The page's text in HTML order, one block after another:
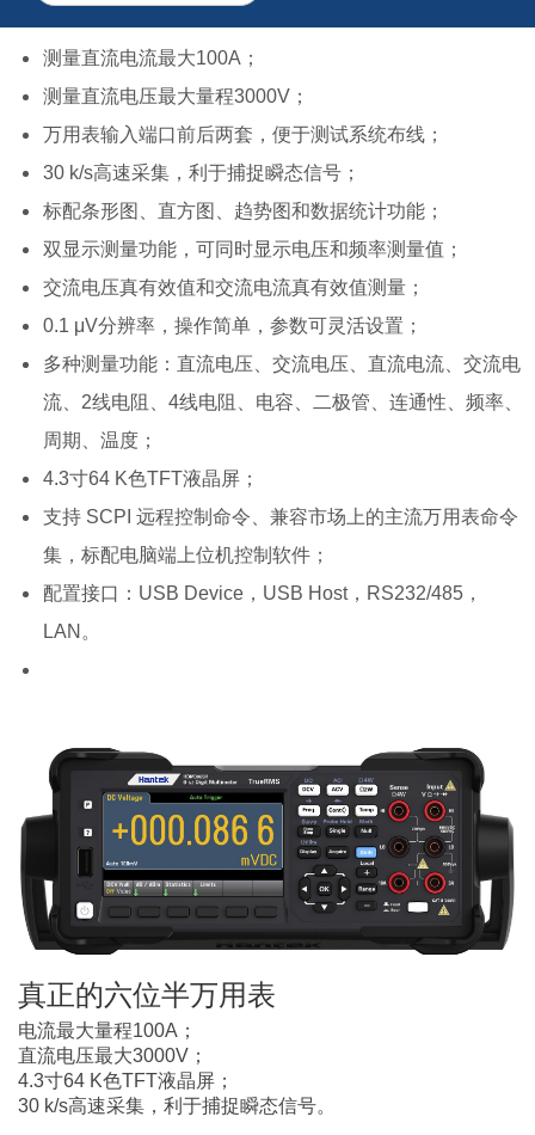
测量直流电流最大100A；
测量直流电压最大量程3000V；
万用表输入端口前后两套，便于测试系统布线；
30 k/s高速采集，利于捕捉瞬态信号；
标配条形图、直方图、趋势图和数据统计功能；
双显示测量功能，可同时显示电压和频率测量值；
交流电压真有效值和交流电流真有效值测量；
0.1 μV分辨率，操作简单，参数可灵活设置；
多种测量功能：直流电压、交流电压、直流电流、交流电
流、2线电阻、4线电阻、电容、二极管、连通性、频率、
周期、温度；
4.3寸64 K色TFT液晶屏；
支持 SCPI 远程控制命令、兼容市场上的主流万用表命令
集，标配电脑端上位机控制软件；
配置接口：USB Device，USB Host，RS232/485，
LAN。
真正的六位半万用表
电流最大量程100A；
直流电压最大3000V；
4.3寸64 K色TFT液晶屏；
30 k/s高速采集，利于捕捉瞬态信号。